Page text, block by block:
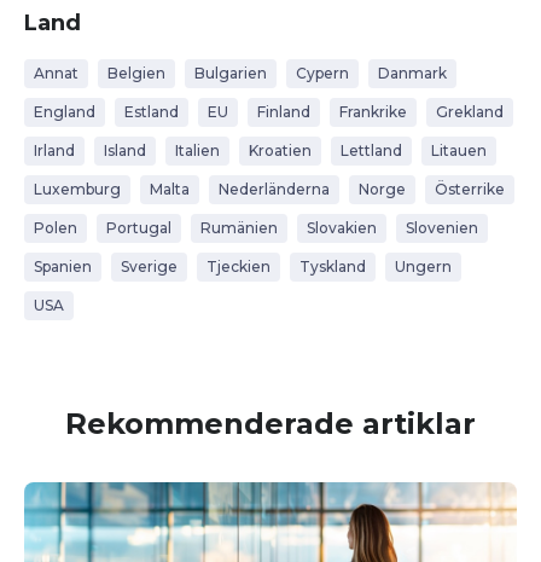
Land
Annat Belgien Bulgarien Cypern Danmark
England Estland EU Finland Frankrike Grekland
Irland Island Italien Kroatien Lettland Litauen
Luxemburg Malta Nederländerna Norge Österrike
Polen Portugal Rumänien Slovakien Slovenien
Spanien Sverige Tjeckien Tyskland Ungern
USA
Rekommenderade artiklar